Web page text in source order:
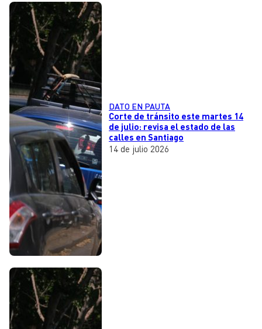
DATO EN PAUTA
Corte de tránsito este martes 14
de julio: revisa el estado de las
calles en Santiago
14 de julio 2026